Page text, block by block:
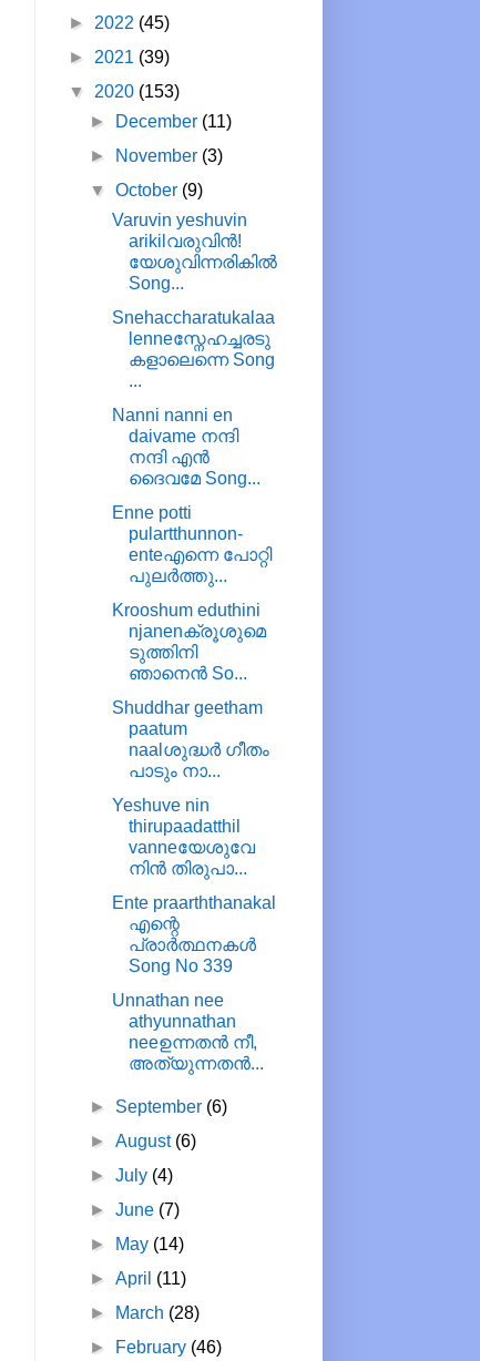
► 2022 (45)
► 2021 (39)
▼ 2020 (153)
►
December (11)
►
November (3)
▼October (9)
Varuvin yeshuvin
arikilവരുവിൻ!
യേശുവിന്നരികിൽ
Song...
Snehaccharatukalaa
lenneസ്നേഹച്ചരടു
കളാലെന്നെ Song
...
Nanni nanni en
daivame നന്ദി
നന്ദി എന്‍
ദൈവമേ Song...
Enne potti
pulartthunnon-
enteഎന്നെ പോറ്റി
പുലർത്തു...
Krooshum eduthini
njanenക്രൂശുമെ
ടുത്തിനി
ഞാനെൻ So...
Shuddhar geetham
paatum
naalശുദ്ധർ ഗീതം
പാടും നാ...
Yeshuve nin
thirupaadatthil
vanneയേശുവേ
നിൻ തിരുപാ...
Ente praarththanakal
എന്റെ
പ്രാർത്ഥനകൾ
Song No 339
Unnathan nee
athyunnathan
neeഉന്നതൻ നീ,
അത്യുന്നതൻ...
► September (6)
►August (6)
►July (4)
►June (7)
►
May (14)
►April (11)
►
March (28)
►
February (46)